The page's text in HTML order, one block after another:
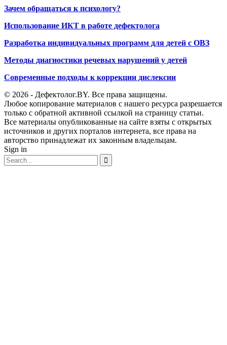
Зачем обращаться к психологу?
Использование ИКТ в работе дефектолога
Разработка индивидуальных программ для детей с ОВЗ
Методы диагностики речевых нарушений у детей
Современные подходы к коррекции дислексии
© 2026 - Дефектолог.BY. Все права защищены.
Любое копирование материалов с нашего ресурса разрешается
только с обратной активной ссылкой на страницу статьи.
Все материалы опубликованные на сайте взяты с открытых
источников и других порталов интернета, все права на
авторство принадлежат их законным владельцам.
Sign in